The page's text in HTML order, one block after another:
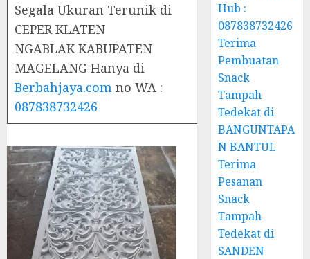
Segala Ukuran Terunik di
CEPER KLATEN
NGABLAK KABUPATEN
MAGELANG Hanya di
Berbahjaya.com no WA :
087838732426
Hub :
087838732426
Terima
Pembuatan
Snack
Tampah
Tedekat di
BANGUNTAPA
N BANTUL
Terima
Pesanan
Snack
Tampah
Tedekat di
SANDEN